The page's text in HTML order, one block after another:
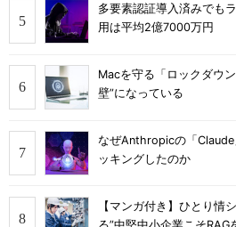
多要素認証導入済みでも
用は平均2億7000万円
Macを守る「ロックダウ
壁”になっている
なぜAnthropicの「
ッキングしたのか
【マンガ付き】ひとり情